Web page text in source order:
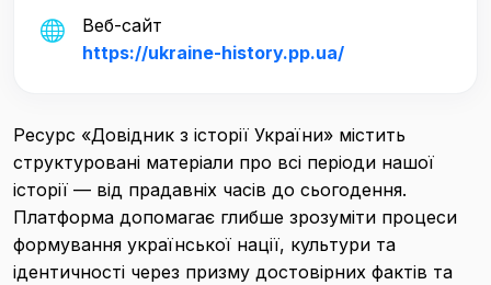
Веб-сайт
https://ukraine-history.pp.ua/
Ресурс «Довідник з історії України» містить
структуровані матеріали про всі періоди нашої
історії — від прадавніх часів до сьогодення.
Платформа допомагає глибше зрозуміти процеси
формування української нації, культури та
ідентичності через призму достовірних фактів та